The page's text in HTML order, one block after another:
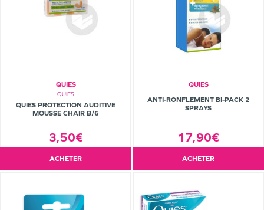
QUIES
QUIES
QUIES PROTECTION AUDITIVE
MOUSSE CHAIR B/6
3,50€
ACHETER
QUIES
ANTI-RONFLEMENT BI-PACK 2
SPRAYS
17,90€
ACHETER